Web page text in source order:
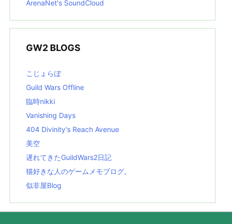
ArenaNet's SoundCloud
GW2 BLOGS
こじょらぼ
Guild Wars Offline
臨時nikki
Vanishing Days
404 Divinity's Reach Avenue
美空
遅れてきたGuildWars2日記
猫好きな人のゲームメモブログ。
似非屋Blog